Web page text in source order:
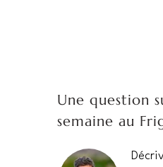
Une question
semaine au